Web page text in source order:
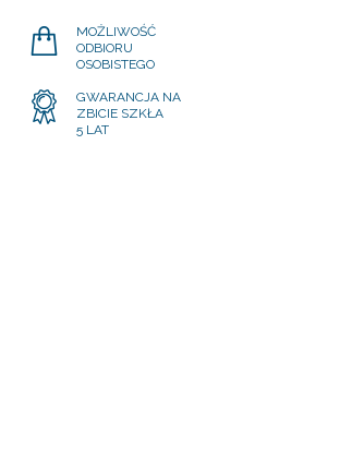
MOŻLIWOŚĆ
ODBIORU
OSOBISTEGO
GWARANCJA NA
ZBICIE SZKŁA
5 LAT